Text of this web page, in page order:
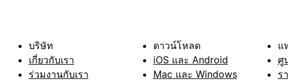
บริษัท
เกี่ยวกับเรา
ร่วมงานกับเรา
ดาวน์โหลด
iOS และ Android
Mac และ Windows
แ
ศู
ร